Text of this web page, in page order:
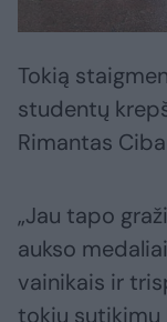
Tokią
studentų
Rimantas
„Jau tapo
aukso
vainikais ir
tokių sutikimų